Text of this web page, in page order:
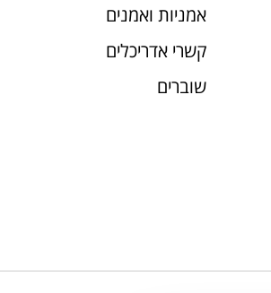
אמניות ואמנים
קשרי אדריכלים
שוברים